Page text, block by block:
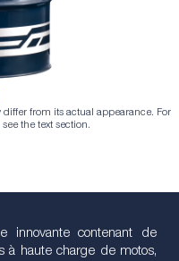
from its actual appearance. For
the text section.
innovante contenant de
à haute charge de motos,